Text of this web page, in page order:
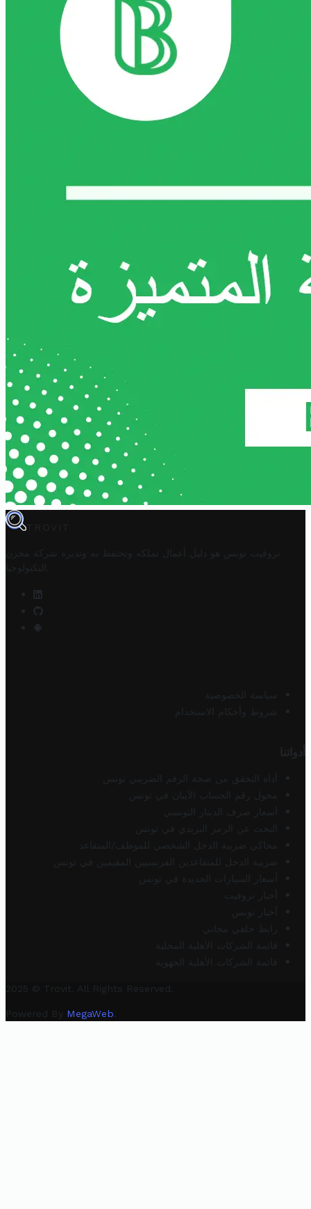
TROVIT
تروفيت تونس هو دليل أعمال تملكه وتحتفظ به وتديره
شركة مخزن
التكنولوجيا
سياسة الخصوصية
شروط وأحكام الاستخدام
أدواتنا
أداة التحقق من صحة الرقم الضريبي تونس
محول رقم الحساب الآيبان في تونس
أسعار صرف الدينار التونسي
البحث عن الرمز البريدي في تونس
محاكي ضريبة الدخل الشخصي للموظف/المتقاعد
ضريبة الدخل للمتقاعدين الفرنسيين المقيمين في تونس
أسعار السيارات الجديدة في تونس
أخبار تروفيت
أخبار تونس
رابط خلفي مجاني
قائمة الشركات الأهلية المحلية
قائمة الشركات الأهلية الجهوية
2025 © Trovit. All Rights Reserved.
Powered By MegaWeb